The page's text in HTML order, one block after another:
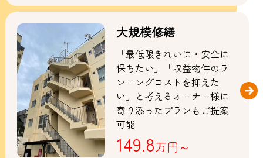
大規模修繕
「最低限きれいに・安全に
保ちたい」「収益物件のラ
ンニングコストを抑えた
い」と考えるオーナー様に
寄り添ったプランもご提案
可能
149.8万円～